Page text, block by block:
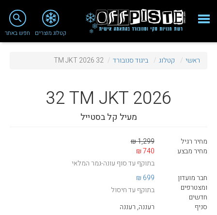
close
ציוד סנובורד
מאמרים
מועדון לקוחות
TeamOPC
קטלוג מוצרים
search
חפש באתר
ראשי קטלוג ביגוד סנובורד 32 TM JKT 2026
32TM JKT 2026
מעיל קל בסטייל
מחיר רגיל
1,299 ₪
מחיר מבצע
740 ₪
בתוקף עד סוף עונה-גמר המלאי
חבר מועדון
ומצטרפים
חדשים
699 ₪
בתוקף עד חיסול
סניף
רעננה, רעננה